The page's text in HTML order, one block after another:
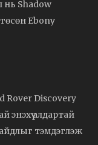
нь Shadow
Ebony
Rover Discovery
алдартай
тэмдэглэж